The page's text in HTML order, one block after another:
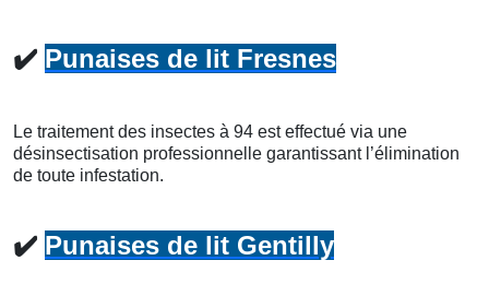
✔️ Punaises de lit Fresnes
Le traitement des insectes à 94 est effectué via une
désinsectisation professionnelle garantissant l’élimination
de toute infestation.
✔️ Punaises de lit Gentilly